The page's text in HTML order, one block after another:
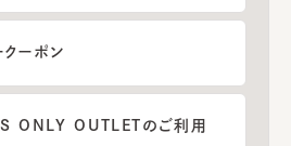
ーポン
ONLY OUTLETのご利用